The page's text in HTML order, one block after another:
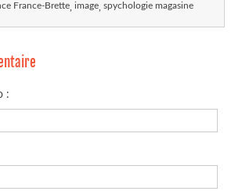
France-Brette image spychologie magasine
: